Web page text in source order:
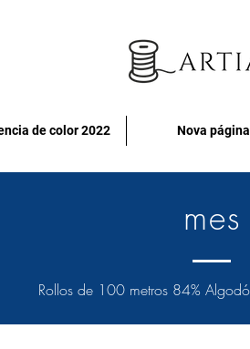
de color 2022 Nova página
mes
Rollos de 100 metros 84%